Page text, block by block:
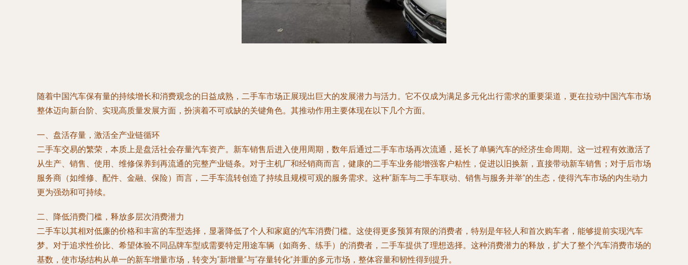
随着中国汽车保有量的持续增长和消费观念的日益成熟，二手车市场正展现出巨大的发展潜力与活力。它不仅成为满足多元化出行需求的重要渠道，更在拉动中国汽车市场
整体迈向新台阶、实现高质量发展方面，扮演着不可或缺的关键角色。其推动作用主要体现在以下几个方面。
一、盘活存量，激活全产业链循环
二手车交易的繁荣，本质上是盘活社会存量汽车资产。新车销售后进入使用周期，数年后通过二手车市场再次流通，延长了单辆汽车的经济生命周期。这一过程有效激活了
从生产、销售、使用、维修保养到再流通的完整产业链条。对于主机厂和经销商而言，健康的二手车业务能增强客户粘性，促进以旧换新，直接带动新车销售；对于后市场
服务商（如维修、配件、金融、保险）而言，二手车流转创造了持续且规模可观的服务需求。这种“新车与二手车联动、销售与服务并举”的生态，使得汽车市场的内生动力
更为强劲和可持续。
二、降低消费门槛，释放多层次消费潜力
二手车以其相对低廉的价格和丰富的车型选择，显著降低了个人和家庭的汽车消费门槛。这使得更多预算有限的消费者，特别是年轻人和首次购车者，能够提前实现汽车
梦。对于追求性价比、希望体验不同品牌车型或需要特定用途车辆（如商务、练手）的消费者，二手车提供了理想选择。这种消费潜力的释放，扩大了整个汽车消费市场的
基数，使市场结构从单一的新车增量市场，转变为“新增量”与“存量转化”并重的多元市场，整体容量和韧性得到提升。